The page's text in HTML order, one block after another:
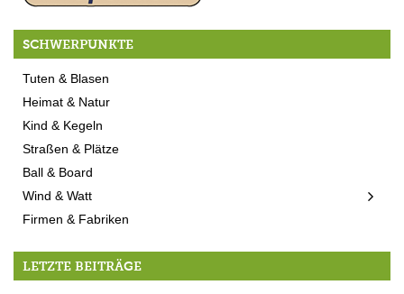
SCHWERPUNKTE
Tuten & Blasen
Heimat & Natur
Kind & Kegeln
Straßen & Plätze
Ball & Board
Wind & Watt
Firmen & Fabriken
LETZTE BEITRÄGE